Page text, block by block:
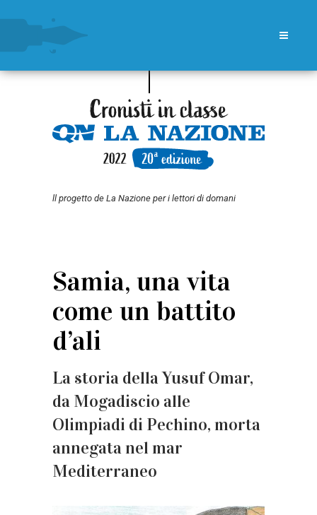
ll progetto de La Nazione per i lettori di domani
Samia, una vita
come un battito
d’ali
La storia della Yusuf Omar,
da Mogadiscio alle
Olimpiadi di Pechino, morta
annegata nel mar
Mediterraneo